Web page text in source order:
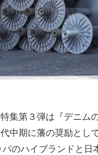
集第３弾は『デニム
中期に藩の奨励とし
のハイブランドと